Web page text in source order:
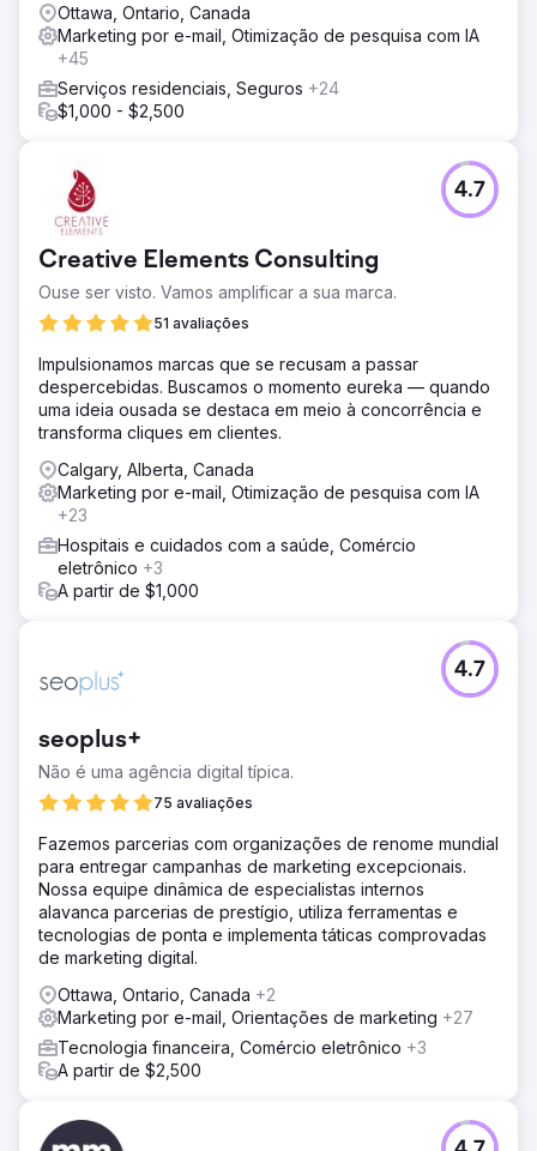
Ottawa, Ontario, Canada
Marketing por e-mail, Otimização de pesquisa com IA
+45
Serviços residenciais, Seguros +24
$1,000 - $2,500
Creative Elements Consulting
Ouse ser visto. Vamos amplificar a sua marca.
51 avaliações
4.7
Impulsionamos marcas que se recusam a passar
despercebidas. Buscamos o momento eureka — quando
uma ideia ousada se destaca em meio à concorrência e
transforma cliques em clientes.
Calgary, Alberta, Canada
Marketing por e-mail, Otimização de pesquisa com IA
+23
Hospitais e cuidados com a saúde, Comércio
eletrônico +3
A partir de $1,000
seoplus+
Não é uma agência digital típica.
75 avaliações
4.7
Fazemos parcerias com organizações de renome mundial
para entregar campanhas de marketing excepcionais.
Nossa equipe dinâmica de especialistas internos
alavanca parcerias de prestígio, utiliza ferramentas e
tecnologias de ponta e implementa táticas comprovadas
de marketing digital.
Ottawa, Ontario, Canada +2
Marketing por e-mail, Orientações de marketing +27
Tecnologia financeira, Comércio eletrônico +3
A partir de $2,500